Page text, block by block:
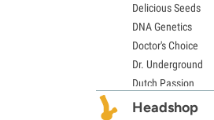
Delicious Seeds
DNA Genetics
Doctor's Choice
Dr. Underground
Dutch Passion
Elite Seeds
Headshop